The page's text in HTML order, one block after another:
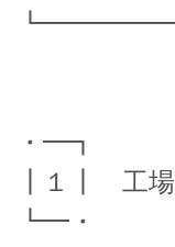
・━┓
┃１┃ 工場
┗━・